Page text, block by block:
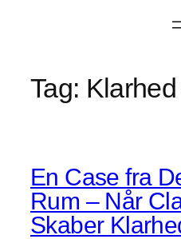
Tag:
En Case fra
Rum – Når
Skaber